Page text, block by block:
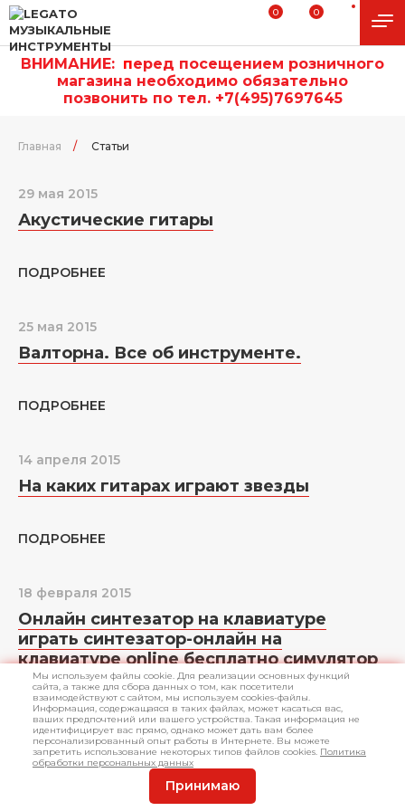
0 0
ВНИМАНИЕ: перед посещением розничного
магазина необходимо обязательно
позвонить по тел. +7(495)7697645
Главная / Статьи
29 мая 2015
Акустические гитары
ПОДРОБНЕЕ
25 мая 2015
Валторна. Все об инструменте.
ПОДРОБНЕЕ
14 апреля 2015
На каких гитарах играют звезды
ПОДРОБНЕЕ
18 февраля 2015
Онлайн синтезатор на клавиатуре
играть синтезатор-онлайн на
клавиатуре online бесплатно симулятор
электронного синтезатора
ПОДРОБНЕЕ
Мы используем файлы cookie. Для реализации основных функций
сайта, а также для сбора данных о том, как посетители
взаимодействуют с сайтом, мы используем cookies-файлы.
Информация, содержащаяся в таких файлах, может касаться вас,
ваших предпочтений или вашего устройства. Такая информация не
идентифицирует вас прямо, однако может дать вам более
персонализированный опыт работы в Интернете. Вы можете
запретить использование некоторых типов файлов cookies. Политика
обработки персональных данных
Принимаю